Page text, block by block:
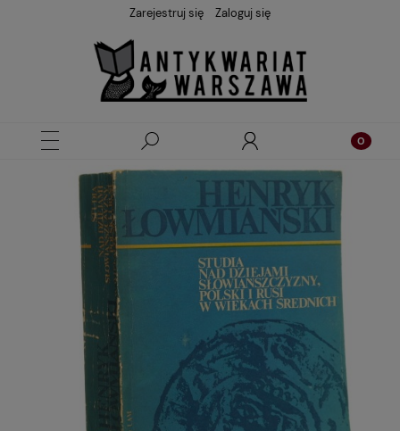
Zarejestruj się Zaloguj się